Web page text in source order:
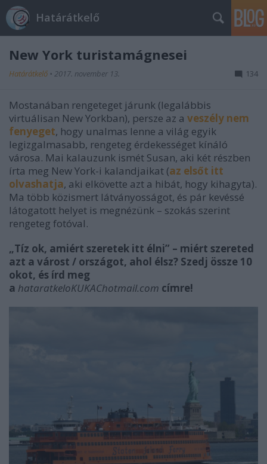
Határátkelő
New York turistamágnesei
Határátkelő • 2017. november 13. 134
Mostanában rengeteget járunk (legalábbis
virtuálisan New Yorkban), persze az a veszély nem
fenyeget, hogy unalmas lenne a világ egyik
legizgalmasabb, rengeteg érdekességet kínáló
városa. Mai kalauzunk ismét Susan, aki két részben
írta meg New York-i kalandjaikat (az elsőt itt
olvashatja, aki elkövette azt a hibát, hogy kihagyta).
Ma több közismert látványosságot, és pár kevéssé
látogatott helyet is megnézünk – szokás szerint
rengeteg fotóval.
„Tíz ok, amiért szeretek itt élni” – miért szereted
azt a várost / országot, ahol élsz? Szedj össze 10
okot, és írd meg
a hataratkeloKUKAChotmail.com címre!